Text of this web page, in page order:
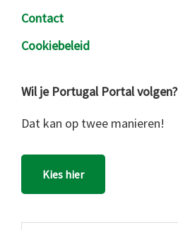
Contact
Cookiebeleid
Wil je Portugal Portal volgen?
Dat kan op twee manieren!
Kies hier